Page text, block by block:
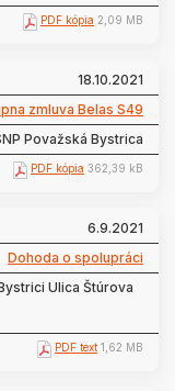
PDF kópia 2,09 MB
18.10.2021
zmluva Belas S49
Považská Bystrica
PDF kópia 362,39 kB
6.9.2021
Dohoda o spolupráci
Ulica Štúrova
PDF text 1,62 MB